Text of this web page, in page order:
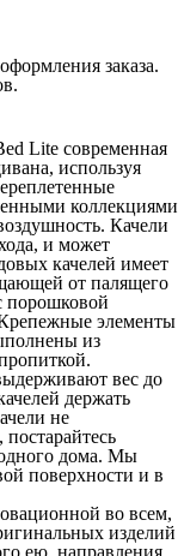
заказа.
Lite современная
используя
коллекциями
Качели
и может
качелей имеет
от палящего
порошковой
элементы
из
вес до
держать
не
дома. Мы
поверхности и в
во всем,
изделий